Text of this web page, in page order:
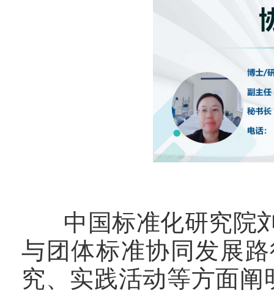
中国标准化研究院刘
与团体标准协同发展
究、实践活动等方面